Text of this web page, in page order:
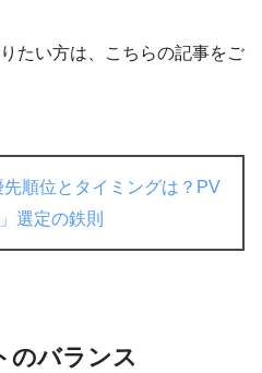
たい方は、こちらの記事をご
順位とタイミングは？PV
選定の鉄則
のバランス